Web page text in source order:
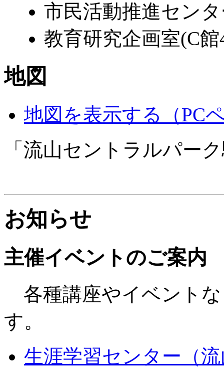
市民活動推進セン
教育研究企画室(C
地図
地図を表示する（PC
「流山セントラルパー
お知らせ
主催イベントのご案内
各種講座やイベント
す。
生涯学習センター（